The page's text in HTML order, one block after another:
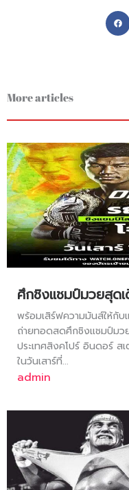
More articles
ศึกชิงแชมป์มวยสุด
พร้อมเสิร์ฟความมันส์ให้กั
ถ่ายทอดสดศึกชิงแชมป์มว
ประเทศสิงคโปร์ อินดอร์ ส
ในวันเสาร์ที่...
admin